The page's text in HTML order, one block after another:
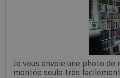
Je vous envoie une photo de
montée seule très